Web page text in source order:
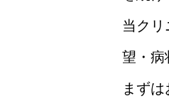
当ク
望・病
まずは